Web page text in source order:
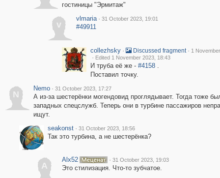
гостиницы "Эрмитаж"
v
vlmaria · 31 October 2023, 19:01
#49911
collezhsky · Discussed fragment · 1
· Edited 1 November 2023, 18:43
И труба её же - #4158.
Поставил точку.
N
Nemo · 31 October 2023, 17:27
А из-за шестерёнки могендовид проглядывает. Тогда тоже
западных спецслужб. Теперь они в турбине пассажиров
ищут.
seakonst · 31 October 2023, 18:56
Так это турбина, а не шестерёнка?
A
Alx52 · 31 October 2023, 19:03
Это стилизация. Что-то зубчатое.